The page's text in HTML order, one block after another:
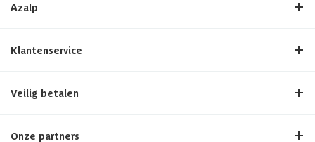
Azalp
Klantenservice
Veilig betalen
Onze partners